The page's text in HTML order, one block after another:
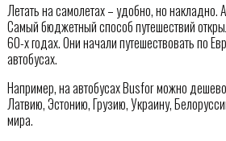
Летать на самолетах – удобно, но накладно.
Самый бюджетный способ путешествий
60-х годах. Они начали путешествовать по
автобусах.
Например, на автобусах Busfor можно
Латвию, Эстонию, Грузию, Украину,
мира.